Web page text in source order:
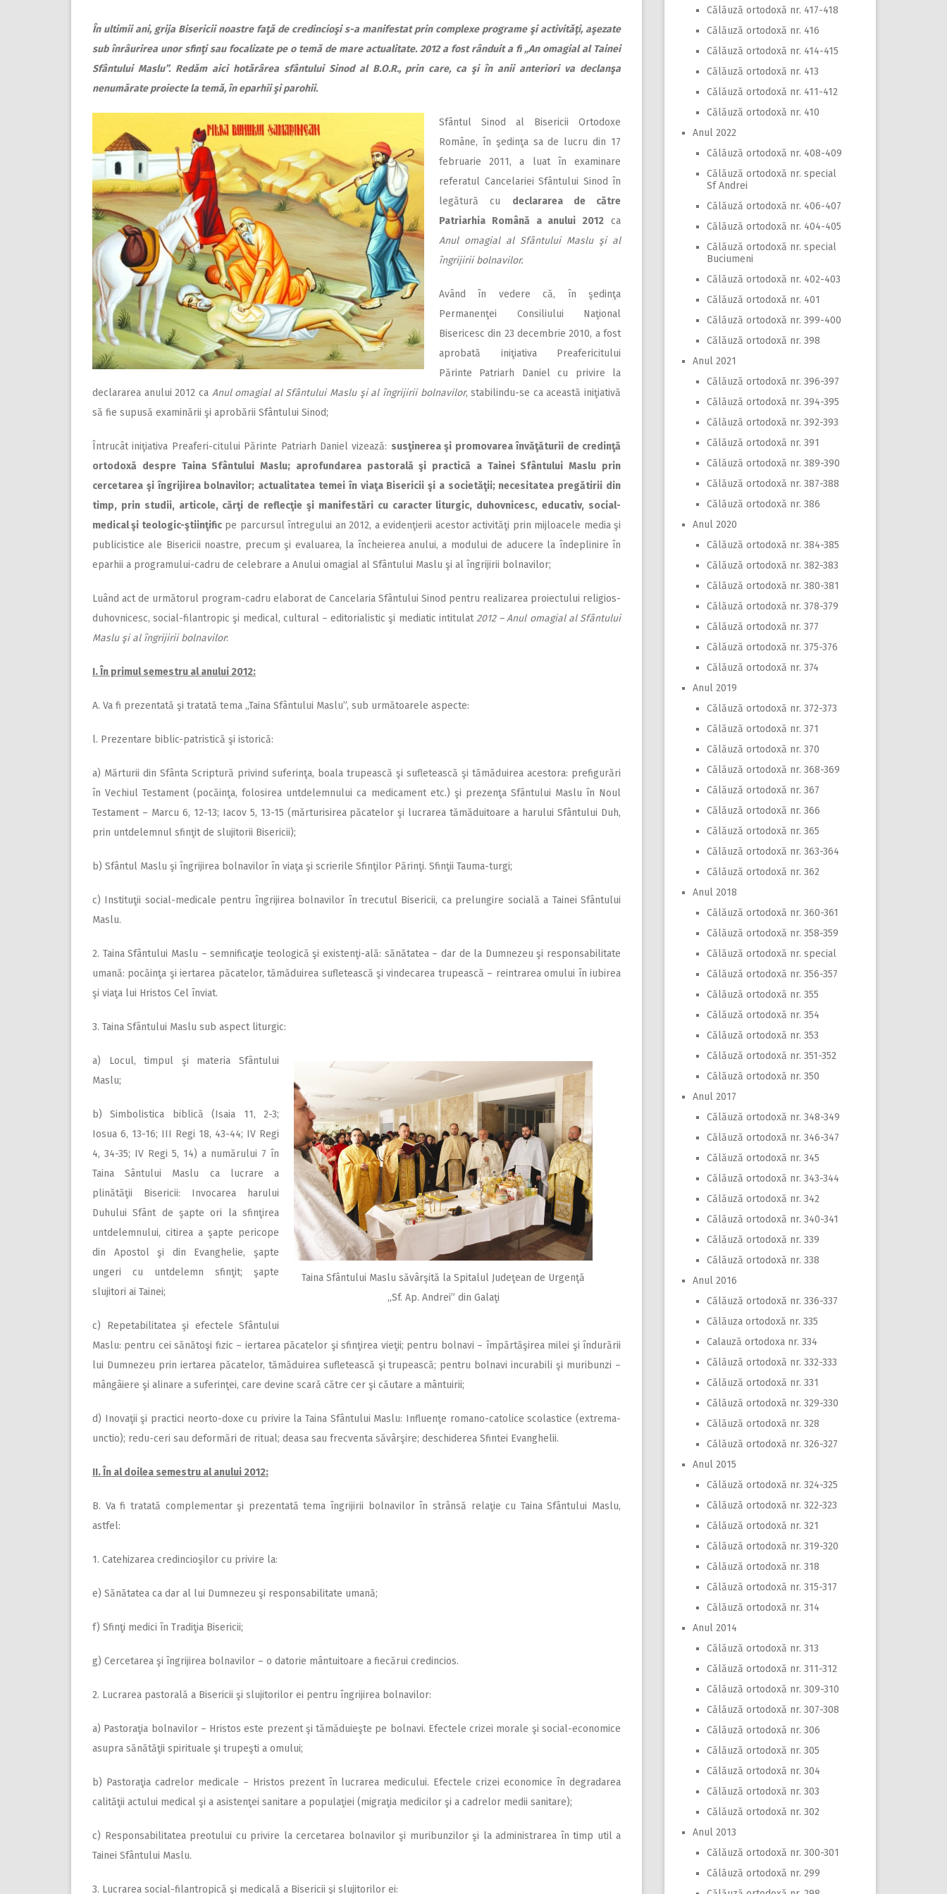
În ultimii ani, grija Bisericii noastre faţă de credincioşi s-a manifestat prin complexe programe şi activităţi, aşezate
sub înrâurirea unor sfinţi sau focalizate pe o temă de mare actualitate. 2012 a fost rânduit a fi „An omagial al Tainei
Sfântului Maslu”. Redăm aici hotărârea sfântului Sinod al B.O.R., prin care, ca şi în anii anteriori va declanşa
nenumărate proiecte la temă, în eparhii şi parohii.
Sfântul Sinod al Bisericii Ortodoxe
Române, în şedinţa sa de lucru din 17
februarie 2011, a luat în examinare
referatul Cancelariei Sfântului Sinod în
legătură cu declararea de către
Patriarhia Română a anului 2012 ca
Anul omagial al Sfântului Maslu şi al
îngrijirii bolnavilor.
Având în vedere că, în şedinţa
Permanenţei Consiliului Naţional
Bisericesc din 23 decembrie 2010, a fost
aprobată iniţiativa Preafericitului
Părinte Patriarh Daniel cu privire la
declararea anului 2012 ca Anul omagial al Sfântului Maslu şi al îngrijirii bolnavilor, stabilindu-se ca această iniţiativă
să fie supusă examinării şi aprobării Sfântului Sinod;
Întrucât iniţiativa Preaferi-citului Părinte Patriarh Daniel vizează: susţinerea şi promovarea învăţăturii de credinţă
ortodoxă despre Taina Sfântului Maslu; aprofundarea pastorală şi practică a Tainei Sfântului Maslu prin
cercetarea şi îngrijirea bolnavilor; actualitatea temei în viaţa Bisericii şi a societăţii; necesitatea pregătirii din
timp, prin studii, articole, cărţi de reflecţie şi manifestări cu caracter liturgic, duhovnicesc, educativ, social-
medical şi teologic-ştiinţificpe parcursul întregului an 2012, a evidenţierii acestor activităţi prin mijloacele media şi
publicistice ale Bisericii noastre, precum şi evaluarea, la încheierea anului, a modului de aducere la îndeplinire în
eparhii a programului-cadru de celebrare a Anului omagial al Sfântului Maslu şi al îngrijirii bolnavilor;
Luând act de următorul program-cadru elaborat de Cancelaria Sfântului Sinod pentru realizarea proiectului religios-
duhovnicesc, social-filantropic şi medical, cultural – editorialistic şi mediatic intitulat2012 – Anul omagial al Sfântului
Maslu şi al îngrijirii bolnavilor:
I. În primul semestru al anului 2012:
A. Va fi prezentată şi tratată tema „Taina Sfântului Maslu”, sub următoarele aspecte:
l. Prezentare biblic-patristică şi istorică:
a) Mărturii din Sfânta Scriptură privind suferinţa, boala trupească şi sufletească şi tămăduirea acestora: prefigurări
în Vechiul Testament (pocăinţa, folosirea untdelemnului ca medicament etc.) şi prezenţa Sfântului Maslu în Noul
Testament – Marcu 6, 12-13; Iacov 5, 13-15 (mărturisirea păcatelor şi lucrarea tămăduitoare a harului Sfântului Duh,
prin untdelemnul sfinţit de slujitorii Bisericii);
b) Sfântul Maslu şi îngrijirea bolnavilor în viaţa şi scrierile Sfinţilor Părinţi. Sfinţii Tauma-turgi;
c) Instituţii social-medicale pentru îngrijirea bolnavilor în trecutul Bisericii, ca prelungire socială a Tainei Sfântului
Maslu.
2. Taina Sfântului Maslu – semnificaţie teologică şi existenţi-ală: sănătatea – dar de la Dumnezeu şi responsabilitate
umană: pocăinţa şi iertarea păcatelor, tămăduirea sufletească şi vindecarea trupească – reintrarea omului în iubirea
şi viaţa lui Hristos Cel înviat.
3. Taina Sfântului Maslu sub aspect liturgic:
Taina Sfântului Maslu săvârşită la Spitalul Judeţean de Urgenţă
,,Sf. Ap. Andrei” din Galaţi
a) Locul, timpul şi materia Sfântului
Maslu;
b) Simbolistica biblică (Isaia 11, 2-3;
Iosua 6, 13-16; III Regi 18, 43-44; IV Regi
4, 34-35; IV Regi 5, 14) a numărului 7 în
Taina Sântului Maslu ca lucrare a
plinătăţii Bisericii: Invocarea harului
Duhului Sfânt de şapte ori la sfinţirea
untdelemnului, citirea a şapte pericope
din Apostol şi din Evanghelie, şapte
ungeri cu untdelemn sfinţit; şapte
slujitori ai Tainei;
c) Repetabilitatea şi efectele Sfântului
Maslu: pentru cei sănătoşi fizic – iertarea păcatelor şi sfinţirea vieţii; pentru bolnavi – împărtăşirea milei şi îndurării
lui Dumnezeu prin iertarea păcatelor, tămăduirea sufletească şi trupească; pentru bolnavi incurabili şi muribunzi –
mângâiere şi alinare a suferinţei, care devine scară către cer şi căutare a mântuirii;
d) Inovaţii şi practici neorto-doxe cu privire la Taina Sfântului Maslu: Influenţe romano-catolice scolastice (extrema-
unctio); redu-ceri sau deformări de ritual; deasa sau frecventa săvârşire; deschiderea Sfintei Evanghelii.
II. În al doilea semestru al anului 2012:
B. Va fi tratată complementar şi prezentată tema îngrijirii bolnavilor în strânsă relaţie cu Taina Sfântului Maslu,
astfel:
1. Catehizarea credincioşilor cu privire la:
e) Sănătatea ca dar al lui Dumnezeu şi responsabilitate umană;
f) Sfinţi medici în Tradiţia Bisericii;
g) Cercetarea şi îngrijirea bolnavilor – o datorie mântuitoare a fiecărui credincios.
2. Lucrarea pastorală a Bisericii şi slujitorilor ei pentru îngrijirea bolnavilor:
a) Pastoraţia bolnavilor – Hristos este prezent şi tămăduieşte pe bolnavi. Efectele crizei morale şi social-economice
asupra sănătăţii spirituale şi trupeşti a omului;
b) Pastoraţia cadrelor medicale – Hristos prezent în lucrarea medicului. Efectele crizei economice în degradarea
calităţii actului medical şi a asistenţei sanitare a populaţiei (migraţia medicilor şi a cadrelor medii sanitare);
c) Responsabilitatea preotului cu privire la cercetarea bolnavilor şi muribunzilor şi la administrarea în timp util a
Tainei Sfântului Maslu.
3. Lucrarea social-filantropică şi medicală a Bisericii şi slujitorilor ei:
Călăuză ortodoxă nr. 417-418
Călăuză ortodoxă nr. 416
Călăuză ortodoxă nr. 414-415
Călăuză ortodoxă nr. 413
Călăuză ortodoxă nr. 411-412
Călăuză ortodoxă nr. 410
Anul 2022
Călăuză ortodoxă nr. 408-409
Călăuză ortodoxă nr. special
Sf Andrei
Călăuză ortodoxă nr. 406-407
Călăuză ortodoxă nr. 404-405
Călăuză ortodoxă nr. special
Buciumeni
Călăuză ortodoxă nr. 402-403
Călăuză ortodoxă nr. 401
Călăuză ortodoxă nr. 399-400
Călăuză ortodoxă nr. 398
Anul 2021
Călăuză ortodoxă nr. 396-397
Călăuză ortodoxă nr. 394-395
Călăuză ortodoxă nr. 392-393
Călăuză ortodoxă nr. 391
Călăuză ortodoxă nr. 389-390
Călăuză ortodoxă nr. 387-388
Călăuză ortodoxă nr. 386
Anul 2020
Călăuză ortodoxă nr. 384-385
Călăuză ortodoxă nr. 382-383
Călăuză ortodoxă nr. 380-381
Călăuză ortodoxă nr. 378-379
Călăuză ortodoxă nr. 377
Călăuză ortodoxă nr. 375-376
Călăuză ortodoxă nr. 374
Anul 2019
Călăuză ortodoxă nr. 372-373
Călăuză ortodoxă nr. 371
Călăuză ortodoxă nr. 370
Călăuză ortodoxă nr. 368-369
Călăuză ortodoxă nr. 367
Călăuză ortodoxă nr. 366
Călăuză ortodoxă nr. 365
Călăuză ortodoxă nr. 363-364
Călăuză ortodoxă nr. 362
Anul 2018
Călăuză ortodoxă nr. 360-361
Călăuză ortodoxă nr. 358-359
Călăuză ortodoxă nr. special
Călăuză ortodoxă nr. 356-357
Călăuză ortodoxă nr. 355
Călăuză ortodoxă nr. 354
Călăuză ortodoxă nr. 353
Călăuză ortodoxă nr. 351-352
Călăuză ortodoxă nr. 350
Anul 2017
Călăuză ortodoxă nr. 348-349
Călăuză ortodoxă nr. 346-347
Călăuză ortodoxă nr. 345
Călăuză ortodoxă nr. 343-344
Călăuză ortodoxă nr. 342
Călăuză ortodoxă nr. 340-341
Călăuză ortodoxă nr. 339
Călăuză ortodoxă nr. 338
Anul 2016
Călăuză ortodoxă nr. 336-337
Călăuza ortodoxă nr. 335
Calauză ortodoxa nr. 334
Călăuză ortodoxă nr. 332-333
Călăuză ortodoxă nr. 331
Călăuză ortodoxă nr. 329-330
Călăuză ortodoxă nr. 328
Călăuză ortodoxă nr. 326-327
Anul 2015
Călăuză ortodoxă nr. 324-325
Călăuză ortodoxă nr. 322-323
Călăuză ortodoxă nr. 321
Călăuză ortodoxă nr. 319-320
Călăuză ortodoxă nr. 318
Călăuză ortodoxă nr. 315-317
Călăuză ortodoxă nr. 314
Anul 2014
Călăuză ortodoxă nr. 313
Călăuză ortodoxă nr. 311-312
Călăuză ortodoxă nr. 309-310
Călăuză ortodoxă nr. 307-308
Călăuză ortodoxă nr. 306
Călăuză ortodoxă nr. 305
Călăuză ortodoxă nr. 304
Călăuză ortodoxă nr. 303
Călăuză ortodoxă nr. 302
Anul 2013
Călăuză ortodoxă nr. 300-301
Călăuză ortodoxă nr. 299